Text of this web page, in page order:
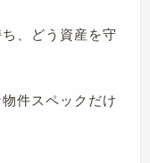
、どう資産を守
件スペックだけ